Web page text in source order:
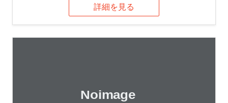
詳細を見る